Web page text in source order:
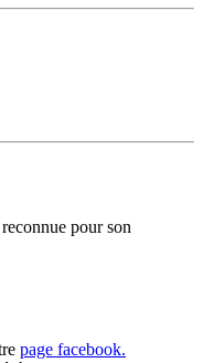
pour son
page facebook.